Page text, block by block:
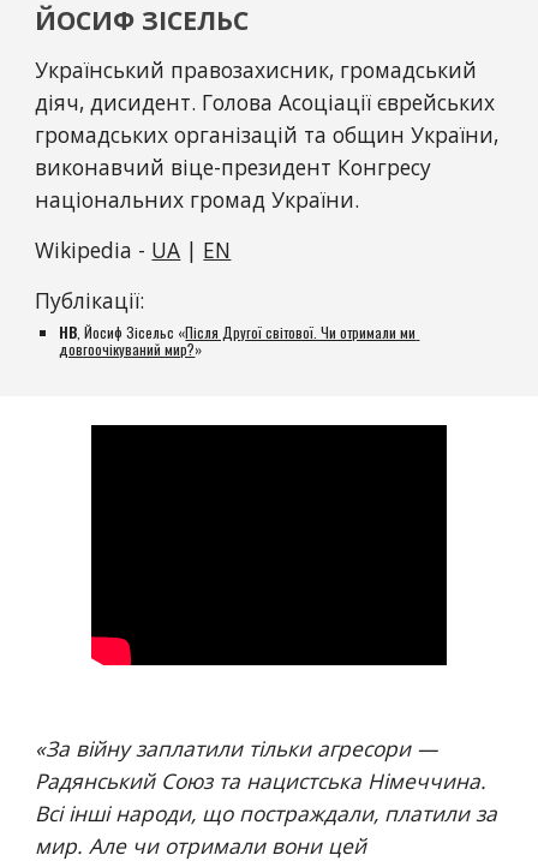
ЙОСИФ ЗІСЕЛЬС
Український правозахисник, громадський
діяч, дисидент. Голова Асоціації єврейських
громадських організацій та общин України,
виконавчий віце-президент Конгресу
національних громад України.
Wikipedia - UA | EN
Публікації:
НВ , Йосиф Зісельс «Після Другої світової. Чи отримали ми
довгоочікуваний мир?»
«За війну заплатили тільки агресори —
Радянський Союз та нацистська Німеччина.
Всі інші народи, що постраждали, платили за
мир. Але чи отримали вони цей